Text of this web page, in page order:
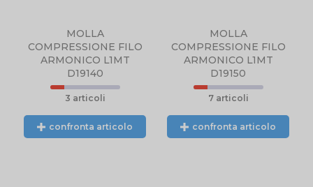
MOLLA
COMPRESSIONE FILO
ARMONICO L1MT
D19140
3 articoli
confronta articolo
MOLLA
COMPRESSIONE FILO
ARMONICO L1MT
D19150
7 articoli
confronta articolo